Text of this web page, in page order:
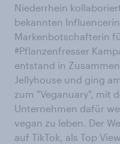
Niederrhein
bekannten
Markenbotschafterin
#Pflanzenfresser
entstand in
Jellyhouse und ging
zum "Veganuary", mit
Unternehmen dafür
vegan zu leben. Der
auf TikTok, als Top